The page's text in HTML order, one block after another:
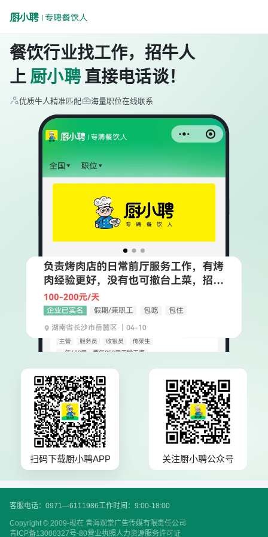
餐饮行业找工作，招牛人
上 厨小聘 直接电话谈！
优质牛人精准匹配 海量职位在线联系
扫码下载厨小聘APP 关注厨小聘公众号
客服电话：0971—6111986工作时间：9:00-18:00
Copyright © 2009-现在 青海观堂广告传媒有限责任公司
青ICP备13000327号-80营业执照人力资源服务许可证